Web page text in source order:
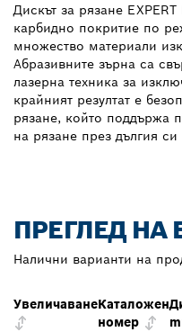
Дискът за рязане
карбидно покритие по
множество материали
Абразивните зърна са
лазерна техника за
крайният резултат е
рязане, който поддържа
на рязане през дългия
ПРЕГЛЕД НА
Налични варианти на
УвеличаванеКаталожен
номер